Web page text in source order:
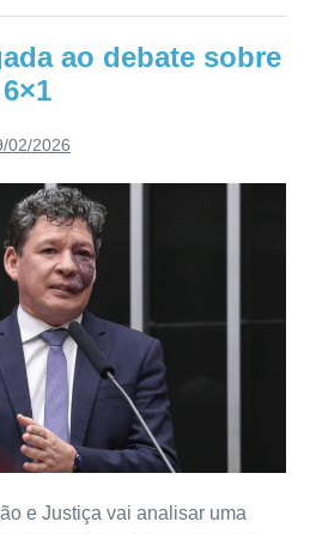
ao debate sobre
02/2026
e Justiça vai analisar uma